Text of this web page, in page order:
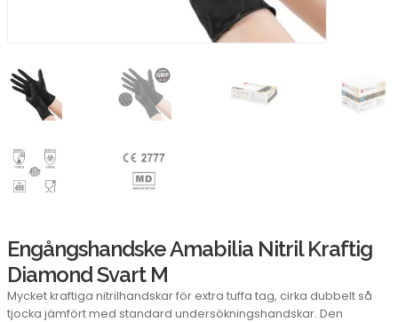
Engångshandske Amabilia Nitril Kraftig
Diamond Svart M
Mycket kraftiga nitrilhandskar för extra tuffa tag, cirka dubbelt så
tjocka jämfört med standard undersökningshandskar. Den